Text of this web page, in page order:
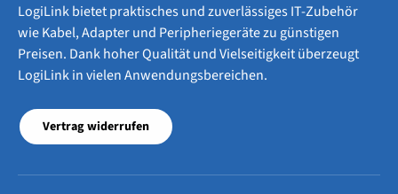
LogiLink bietet praktisches und zuverlässiges IT-Zubehör
wie Kabel, Adapter und Peripheriegeräte zu günstigen
Preisen. Dank hoher Qualität und Vielseitigkeit überzeugt
LogiLink in vielen Anwendungsbereichen.
Vertrag widerrufen